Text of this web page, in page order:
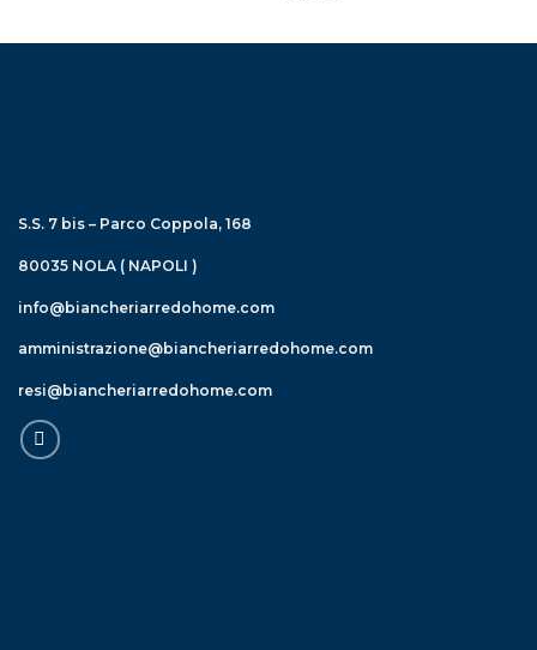
S.S. 7 bis – Parco Coppola, 168
80035 NOLA ( NAPOLI )
info@biancheriarredohome.com
amministrazione@biancheriarredohome.com
resi@biancheriarredohome.com